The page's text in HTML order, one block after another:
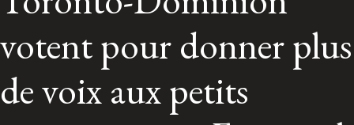
Réseau des anciens d’Osler
Contactez-nous
votent pour donner plus
de voix aux petits